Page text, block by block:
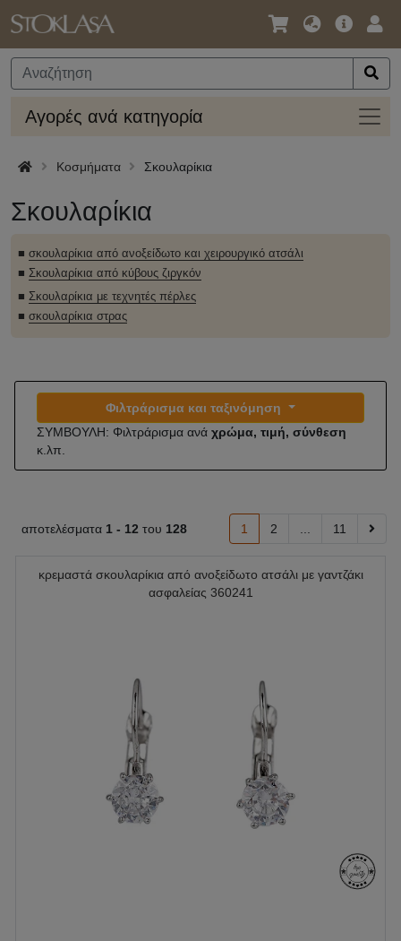
Γλώσσα
Νόμισμα
Κύρια
Αγορές ανά κατηγορία
ανά
Κοσμήματα Σκουλαρίκια
Σκουλαρίκια
■ σκουλαρίκια από ανοξείδωτο και χειρουργικό ατσάλι
■ Σκουλαρίκια από κύβους ζιργκόν
■ Σκουλαρίκια με τεχνητές πέρλες
■ σκουλαρίκια στρας
Φιλτράρισμα και ταξινόμηση
ΣΥΜΒΟΥΛΗ: Φιλτράρισμα ανά χρώμα, τιμή, σύνθεση
κ.λπ.
αποτελέσματα 1 - 12 του 128 1 2 11
κρεμαστά σκουλαρίκια από ανοξείδωτο ατσάλι με γαντζάκι
ασφαλείας 360241